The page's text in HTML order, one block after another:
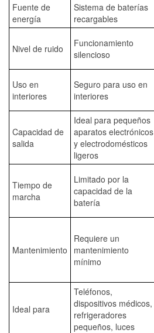
Fuente de
energía
Sistema de baterías
recargables
Nivel de ruido
Funcionamiento
silencioso
Uso en
interiores
Seguro para uso en
interiores
Capacidad de
salida
Ideal para pequeños
aparatos electrónicos
y electrodomésticos
ligeros
Tiempo de
marcha
Limitado por la
capacidad de la
batería
Mantenimiento
Requiere un
mantenimiento
mínimo
Ideal para
Teléfonos,
dispositivos médicos,
refrigeradores
pequeños, luces